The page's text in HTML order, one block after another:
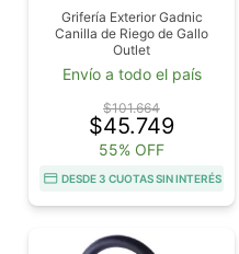
Grifería Exterior Gadnic
Canilla de Riego de Gallo
Outlet
Envío a todo el país
$101.664
$45.749
55% OFF
DESDE 3 CUOTAS SIN INTERÉS